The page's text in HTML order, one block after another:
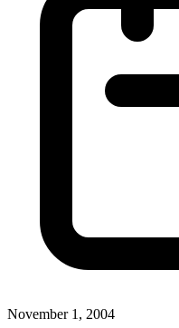
November 1, 2004